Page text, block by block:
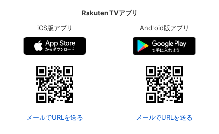
Rakuten TVアプリ
iOS版アプリ
メールでURLを送る
Android版アプリ
メールでURLを送る